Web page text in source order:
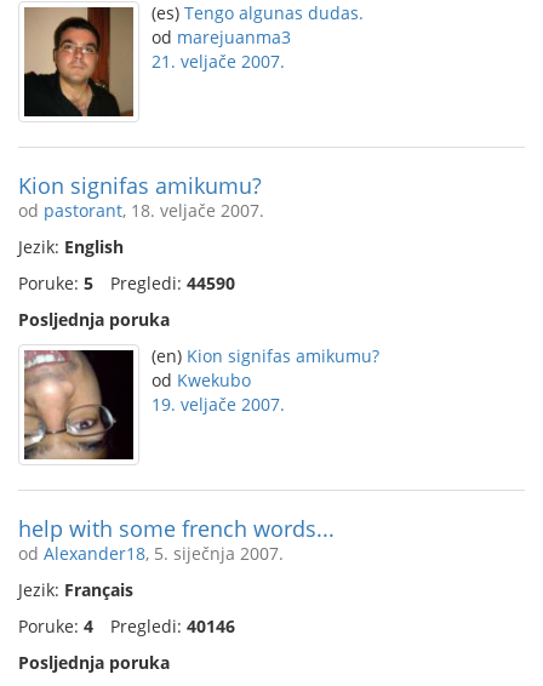
(es) Tengo algunas dudas.
od marejuanma3
21. veljače 2007.
Kion signifas amikumu?
od pastorant, 18. veljače 2007.
Jezik: English
Poruke: 5 Pregledi: 44590
Posljednja poruka
(en) Kion signifas amikumu?
od Kwekubo
19. veljače 2007.
help with some french words...
od Alexander18, 5. siječnja 2007.
Jezik: Français
Poruke: 4 Pregledi: 40146
Posljednja poruka